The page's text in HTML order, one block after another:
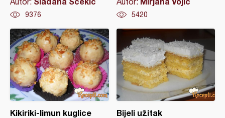
9376 5420
Kikiriki-limun kuglice Bijeli užitak